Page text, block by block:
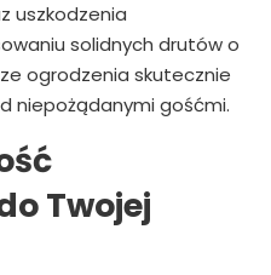
uszkodzenia
solidnych drutów o
ogrodzenia skutecznie
niepożądanymi gośćmi.
Twojej